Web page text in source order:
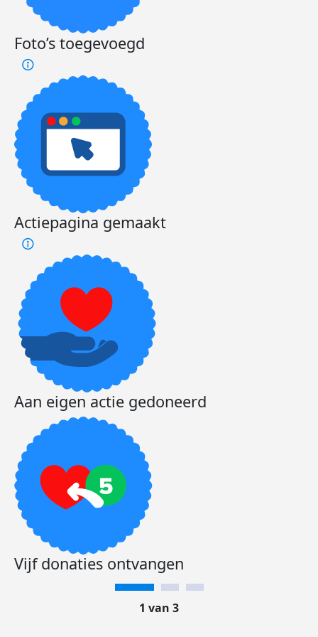
Foto’s toegevoegd
Actiepagina gemaakt
Aan eigen actie gedoneerd
Vijf donaties ontvangen
1 van 3